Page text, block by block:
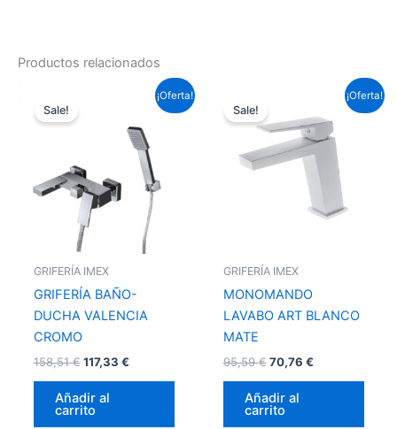
Productos relacionados
¡Oferta!
Sale!
GRIFERÍA IMEX
GRIFERÍA BAÑO-
DUCHA VALENCIA
CROMO
158,51€
158,51 €.
117,33 €
precio
es:
117,33 €.
Añadir al
carrito
¡Oferta!
Sale!
GRIFERÍA IMEX
MONOMANDO
LAVABO ART BLANCO
MATE
95,59€
original
era:
95,59 €.
70,76 €
precio
actual
es:
70,76 €.
Añadir al
carrito